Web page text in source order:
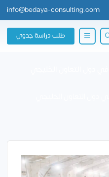
info@bedaya-consulting.com
طلب دراسة جدوي